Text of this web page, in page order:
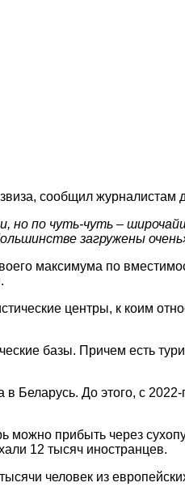
сообщил журналистам
но по чуть-чуть –
загружены
максимума по
центры, к коим
базы. Причем есть
Беларусь. До этого, с
прибыть через
12 тысяч иностранцев.
человек из